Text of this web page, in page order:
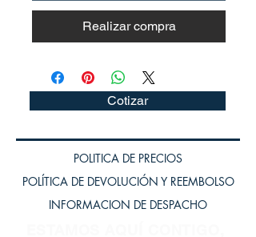
Realizar compra
Cotizar
POLITICA DE PRECIOS
POLÍTICA DE DEVOLUCIÓN Y REEMBOLSO
INFORMACION DE DESPACHO